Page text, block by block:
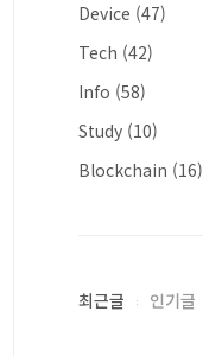
Device (47)
Tech (42)
Info (58)
Study (10)
Blockchain (16)
최근글 인기글